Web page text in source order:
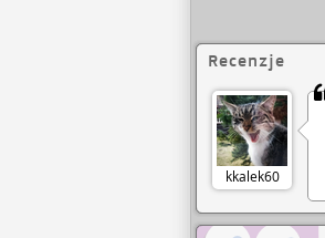
Recenzje
kkalek60